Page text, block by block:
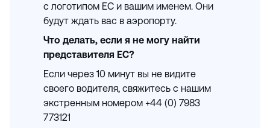
с логотипом EC и вашим именем. Они
будут ждать вас в аэропорту.
Что делать, если я не могу найти
представителя EC?
Если через 10 минут вы не видите
своего водителя, свяжитесь с нашим
экстренным номером +44 (0) 7983
773121